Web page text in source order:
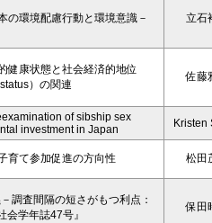
の環境配慮行動と環境意識－ 立石
健康状態と社会経済的地位
）の関連
佐藤
of sibship sex
investment in Japan
Kristen
育て参加促進の方向性 松田
調査間隔の短さがもつ利点：
学年誌47号』
保田